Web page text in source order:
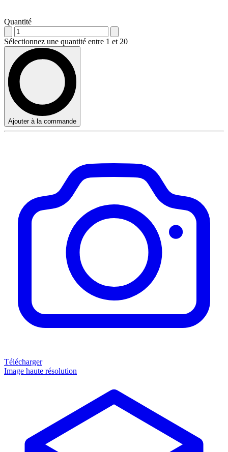
Quantité
Sélectionnez une quantité entre 1 et 20
Ajouter à la commande
Télécharger
Image haute résolution